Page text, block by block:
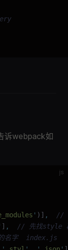
诉webpack如
js
' )] ,
//
] ,
// 先找style
名字  index.js